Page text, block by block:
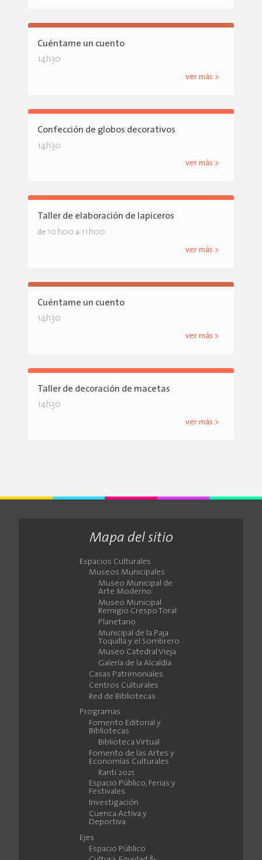
Cuéntame un cuento
14h30
ver más >
Confección de globos decorativos
14h30
ver más >
Taller de elaboración de lapiceros
de 10h00 a 11h00
ver más >
Cuéntame un cuento
14h30
ver más >
Taller de decoración de macetas
14h30
ver más >
Mapa del sitio
Espacios Culturales
Museos Municipales
Museo Municipal de
Arte Moderno
Museo Municipal
Remigio Crespo Toral
Planetario
Municipal de la Paja
Toquilla y el Sombrero
Museo Catedral Vieja
Galería de la Alcaldía
Casas Patrimoniales
Centros Culturales
Red de Bibliotecas
Programas
Fomento Editorial y
Bibliotecas
Biblioteca Virtual
Fomento de las Artes y
Economías Culturales
Ranti 2021
Espacio Público, Ferias y
Festivales
Investigación
Cuenca Activa y
Deportiva
Ejes
Espacio Público